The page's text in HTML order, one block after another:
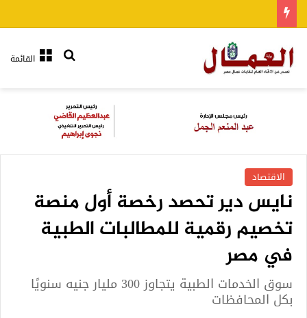
القائمةبحث عن
الاقتصاد
نايس دير تحصد رخصة أول منصة
تخصيم رقمية للمطالبات الطبية
في مصر
سوق الخدمات الطبية يتجاوز 300 مليار جنيه سنويًا
بكل المحافظات